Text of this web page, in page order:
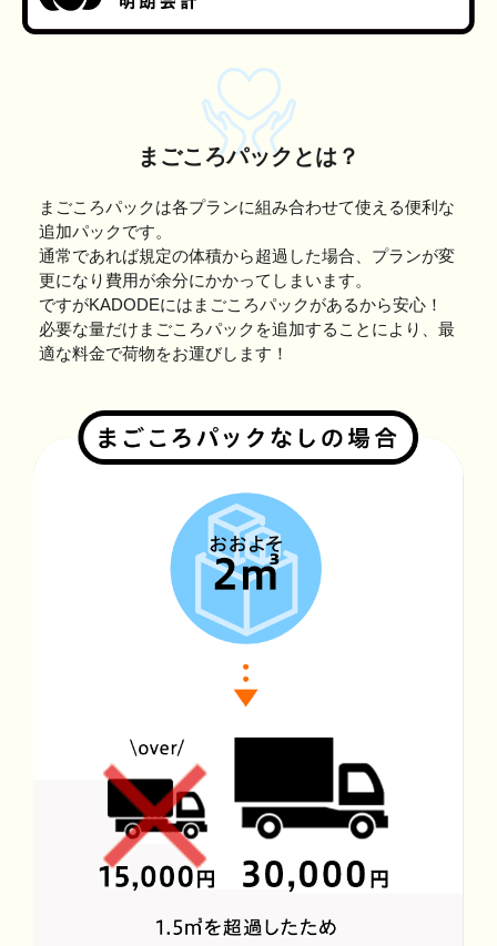
まごころパックとは？
まごころパックは各プランに組み合わせて使える便利な
追加パックです。
通常であれば規定の体積から超過した場合、プランが変
更になり費用が余分にかかってしまいます。
ですがKADODEにはまごころパックがあるから安心！
必要な量だけまごころパックを追加することにより、最
適な料金で荷物をお運びします！